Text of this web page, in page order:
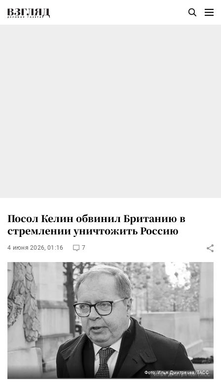
Посол Келин обвинил Британию в
стремлении уничтожить Россию
4 июня 2026, 01:16 7
Фото: Илья Дмитрячев/ТАСС